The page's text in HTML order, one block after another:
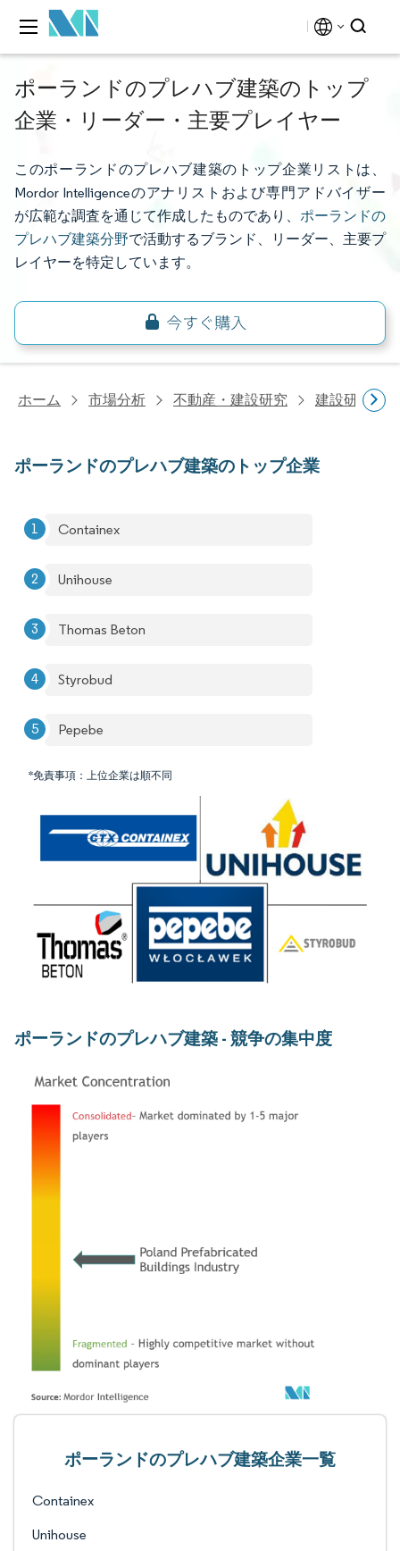
ポーランドのプレハブ建築のトップ
企業・リーダー・主要プレイヤー
このポーランドのプレハブ建築のトップ企業リストは、
Mordor Intelligenceのアナリストおよび専門アドバイザー
が広範な調査を通じて作成したものであり、 ポーランドの
プレハブ建築分野で活動するブランド、リーダー、主要プ
レイヤーを特定しています。
ホーム 市場分析 不動産・建設研究 建設研究
ポーランドのプレハブ建築のトップ企業
Containex
Unihouse
Thomas Beton
Styrobud
Pepebe
*免責事項：上位企業は順不同
ポーランドのプレハブ建築 - 競争の集中度
ポーランドのプレハブ建築企業一覧
Containex
Unihouse